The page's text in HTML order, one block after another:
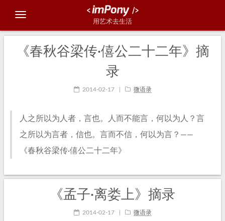
用艺术去生活
《春秋谷梁传·僖公二十二年》摘
录
2014-02-17 微语录
人之所以为人者，言也。人而不能言，何以为人？言
之所以为言者，信也。言而不信，何以为言？——
《春秋谷梁传·僖公二十二年》
《孟子·离娄上》摘录
2014-02-17 微语录